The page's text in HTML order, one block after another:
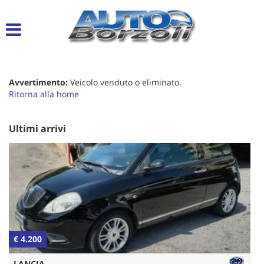
Avvertimento: Veicolo venduto o eliminato.
Ritorna alla home
Ultimi arrivi
€ 4.200
Le
tue
Il
ti
esprimere
tue
preferenze
di
consenso
alle
tecnologie
di